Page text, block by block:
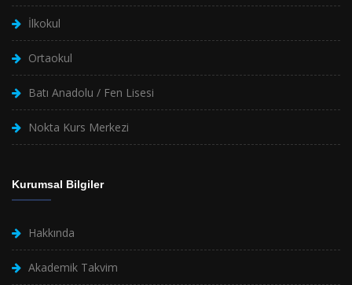
İlkokul
Ortaokul
Batı Anadolu / Fen Lisesi
Nokta Kurs Merkezi
Kurumsal Bilgiler
Hakkında
Akademik Takvim